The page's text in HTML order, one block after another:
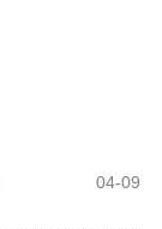
04-09